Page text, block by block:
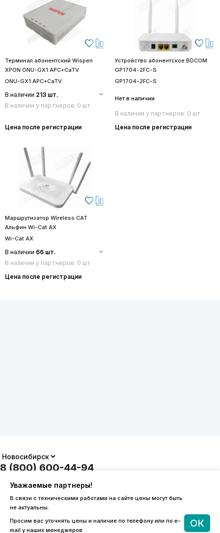
Терминал абонентский Wispen
XPON ONU-GX1 APC+CaTV
ONU-GX1 APC+CaTV
В наличии 213 шт.
В наличии у партнеров: 0 шт
Цена после регистрации
Устройство абонентское BDCOM
GP1704-2FC-S
GP1704-2FC-S
Нет в наличии
В наличии у партнеров: 0 шт
Цена после регистрации
Маршрутизатор Wireless CAT
Альфин Wi-Cat AX
Wi-Cat AX
В наличии 66 шт.
В наличии у партнеров: 0 шт
Цена после регистрации
Уважаемые партнеры!
В связи с техническими работами на сайте цены могут быть
не актуальны.
Просим вас уточнять цены и наличие по телефону или по e-
mail у наших менеджеров
ОК
8 (800) 600-44-94
order@sibvols.ru
О компании
Каталог
Контакты